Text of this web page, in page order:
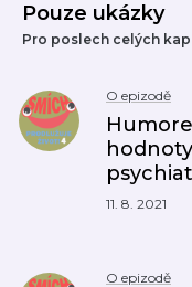
Pouze ukázky
Pro poslech celých
O epizodě
11. 8. 2021
O epizodě